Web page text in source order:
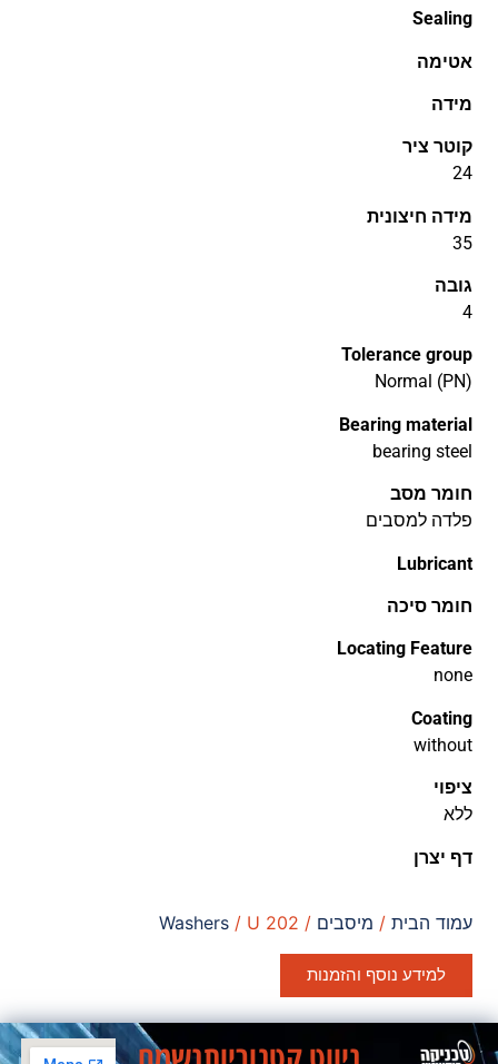
Sealing
אטימה
מידה
קוטר ציר
24
מידה חיצונית
35
גובה
4
Tolerance group
Normal (PN)
Bearing material
bearing steel
חומר מסב
פלדה למסבים
Lubricant
חומר סיכה
Locating Feature
none
Coating
without
ציפוי
ללא
דף יצרן
עמוד הבית / מיסבים /
Washers/ U 202
למידע נוסף והזמנות